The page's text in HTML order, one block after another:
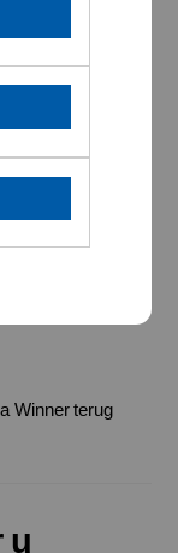
Winner terug
u